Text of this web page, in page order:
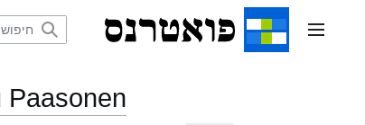
תפריט ראשי
Paasonen